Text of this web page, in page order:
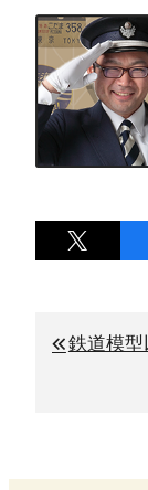
鉄道模型以外も対応します！鉄道グッズ